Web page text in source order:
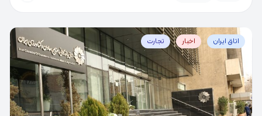
اتاق ایران اخبار تجارت